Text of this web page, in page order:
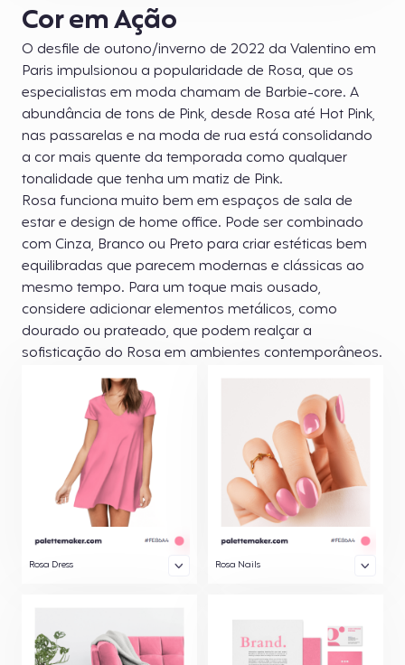
Cor em Ação
O desfile de outono/inverno de 2022 da Valentino em
Paris impulsionou a popularidade de Rosa, que os
especialistas em moda chamam de Barbie-core. A
abundância de tons de Pink, desde Rosa até Hot Pink,
nas passarelas e na moda de rua está consolidando
a cor mais quente da temporada como qualquer
tonalidade que tenha um matiz de Pink.
Rosa funciona muito bem em espaços de sala de
estar e design de home office. Pode ser combinado
com Cinza, Branco ou Preto para criar estéticas bem
equilibradas que parecem modernas e clássicas ao
mesmo tempo. Para um toque mais ousado,
considere adicionar elementos metálicos, como
dourado ou prateado, que podem realçar a
sofisticação do Rosa em ambientes contemporâneos.
Rosa Dress Rosa Nails